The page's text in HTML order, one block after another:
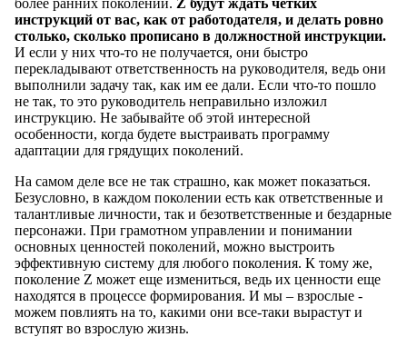
инструкций от вас, как от работодателя, и делать ровно
столько, сколько прописано в должностной инструкции.
И если у них что-то не получается, они быстро
перекладывают ответственность на руководителя, ведь они
выполнили задачу так, как им ее дали. Если что-то пошло
не так, то это руководитель неправильно изложил
инструкцию. Не забывайте об этой интересной
особенности, когда будете выстраивать программу
адаптации для грядущих поколений.
На самом деле все не так страшно, как может показаться.
Безусловно, в каждом поколении есть как ответственные и
талантливые личности, так и безответственные и бездарные
персонажи. При грамотном управлении и понимании
основных ценностей поколений, можно выстроить
эффективную систему для любого поколения. К тому же,
поколение Z может еще измениться, ведь их ценности еще
находятся в процессе формирования. И мы – взрослые -
можем повлиять на то, какими они все-таки вырастут и
вступят во взрослую жизнь.